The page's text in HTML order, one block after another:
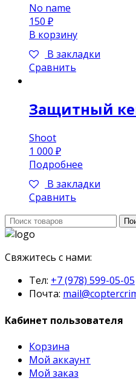
No name
150 ₽
В корзину
В закладки
Сравнить
Защитный
Shoot
1 000 ₽
Подробнее
В закладки
Сравнить
Поиск:
Свяжитесь с нами:
Тел: +7 (978) 599-05-05
Почта:
Кабинет пользователя
Корзина
Мой аккаунт
Мой заказ